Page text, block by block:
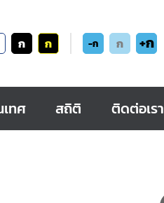
ก ก -ก ก +ก
ทศ สถิติ ติดต่อเรา